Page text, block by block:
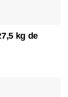
kg de